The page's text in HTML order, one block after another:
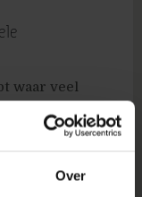
Over
waar veel
bounce rate
de content